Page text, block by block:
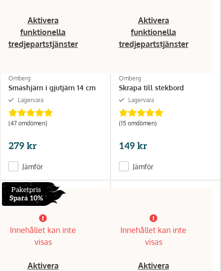
Aktivera
funktionella
tredjepartstjänster
Omberg
Smashjärn i gjutjärn 14 cm
Lagervara
(47 omdömen)
279 kr
Jämför
Aktivera
funktionella
tredjepartstjänster
Omberg
Skrapa till stekbord
Lagervara
(15 omdömen)
149 kr
Jämför
Paketpris
Spara 10%
Innehållet kan inte
visas
Aktivera
Innehållet kan inte
visas
Aktivera